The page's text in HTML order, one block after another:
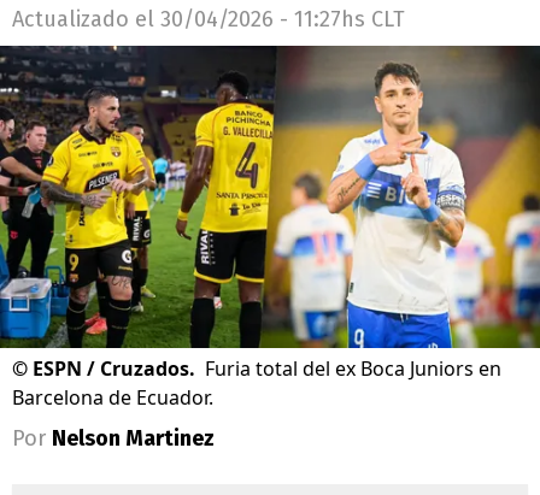
Actualizado el 30/04/2026 - 11:27hs CLT
© ESPN / Cruzados. Furia total del ex Boca Juniors en
Barcelona de Ecuador.
Por Nelson Martinez